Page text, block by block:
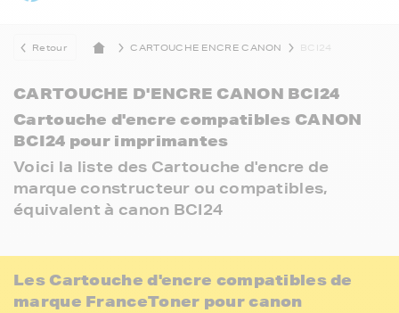
Retour CARTOUCHE ENCRE CANON BCI24
CARTOUCHE D'ENCRE CANON BCI24
Cartouche d'encre compatibles CANON
BCI24 pour imprimantes
Voici la liste des Cartouche d'encre de
marque constructeur ou compatibles,
équivalent à canon BCI24
Les Cartouche d'encre compatibles de
marque FranceToner pour canon